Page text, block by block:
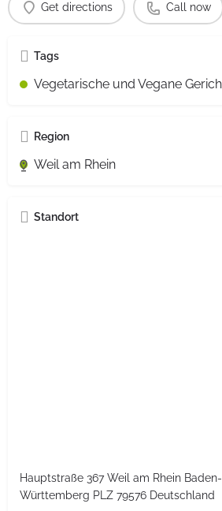
Get directions Call now
Tags
Region
Weil am Rhein
Standort
Hauptstraße 367 Weil am Rhein Baden-
Württemberg PLZ 79576 Deutschland